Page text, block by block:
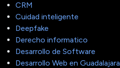
CRM
Cuidad inteligente
Deepfake
Derecho informatico
Desarrollo de Software
Desarrollo Web en Guadalajara